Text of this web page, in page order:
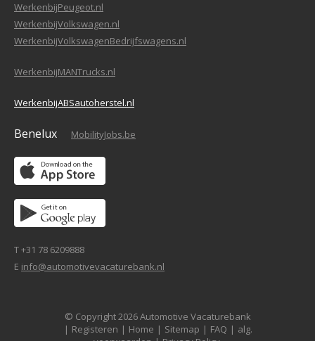
WerkenbijPeugeot.nl
WerkenbijVolkswagen.nl
WerkenbijVolkswagenBedrijfswagens.nl
WerkenbijMANTrucks.nl
WerkenbijABSautoherstel.nl
Benelux MobilityJobs.be
T +31 78 6209888
E info@automotivevacaturebank.nl
© Copyright 2026 Automotive Vacaturebank
| Registeren | Home | Sitemap | FAQ | alg.